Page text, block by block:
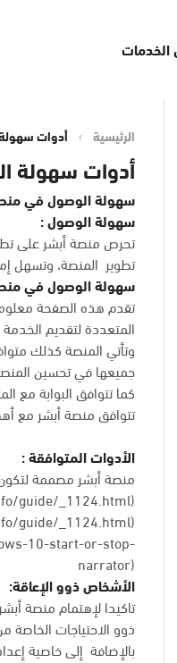
الخدمات
الرئيسية أدوات
أدوات سهولة
سهولة الوصول في
سهولة الوصول :
تحرص منصة أبشر على
تطوير المنصة، وتسهل
سهولة الوصول في
تقدم هذه الصفحة
المتعددة لتقديم الخدمة
وتأتي المنصة كذلك
جميعها في تحسين
كما تتوافق البوابة مع
تتوافق منصة أبشر مع
الأدوات المتوافقة :
منصة أبشر مصممة
guide/_1124.html)
guide/_1124.html)
10-start-or-stop-
narrator)
الأشخاص ذوو الإعاقة:
تاكيدا لإهتمام منصة
ذوو الاحتياجات
بالإضافة إلى خاصية